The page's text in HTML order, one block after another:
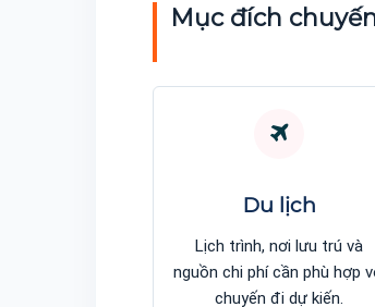
Mục đích
Du lịch
Lịch trình, nơi lưu trú và
nguồn chi phí cần phù hợp
chuyến đi dự kiến.
Nhu cầu dịch vụ xin visa tăng mạnh
Ghi nhận của Tuổi Trẻ về sự phục
ngàn khách hàng dành cho dịch vụ
XEM BÀI VIẾT